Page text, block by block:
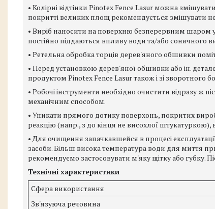
• Колірні відтінки Pinotex Fence Lasur можна
покритті великих площ рекомендується змішувати
• Виріб наносити на поверхню безперервним шаром
постійно піддаються впливу води та/або сонячного
• Ретельна обробка торців дерев'яного обшивки
• Перед установкою дерев'яної обшивки або ін.
продуктом Pinotex Fence Lasur також і зі зворотного
• Робочі інструменти необхідно очистити відразу ж
механічним способом.
• Уникати прямого дотику поверхонь, покритих
реакцію (напр., з до кінця не висохлої
• Для очищення запачкавшейся в процесі
засоби. Більш висока температура води для миття
рекомендуємо застосовувати м'яку щітку або
Технічні характеристики
Сфера використання
Зв'язуюча речовина